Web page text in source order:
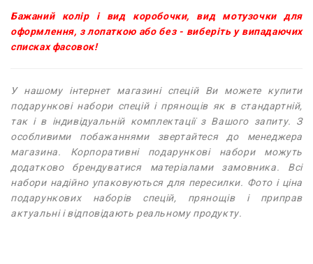
Бажаний колір і вид коробочки, вид мотузочки для
оформлення, з лопаткою або без - виберіть у випадаючих
списках фасовок!
У нашому інтернет магазині спецій Ви можете купити
подарункові набори спецій і прянощів як в стандартній,
так і в індивідуальній комплектації з Вашого запиту. З
особливими побажаннями звертайтеся до менеджера
магазина. Корпоративні подарункові набори можуть
додатково брендуватися матеріалами замовника. Всі
набори надійно упаковуються для пересилки. Фото і ціна
подарункових наборів спецій, прянощів і приправ
актуальні і відповідають реальному продукту.